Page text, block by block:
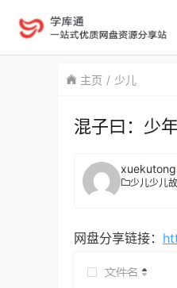
主页 少儿
混子曰：少
xuekutong
少儿少儿
网盘分享链接：